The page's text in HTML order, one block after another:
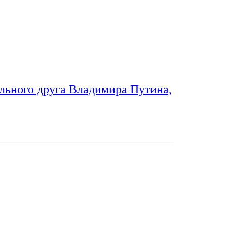
друга Владимира Путина,